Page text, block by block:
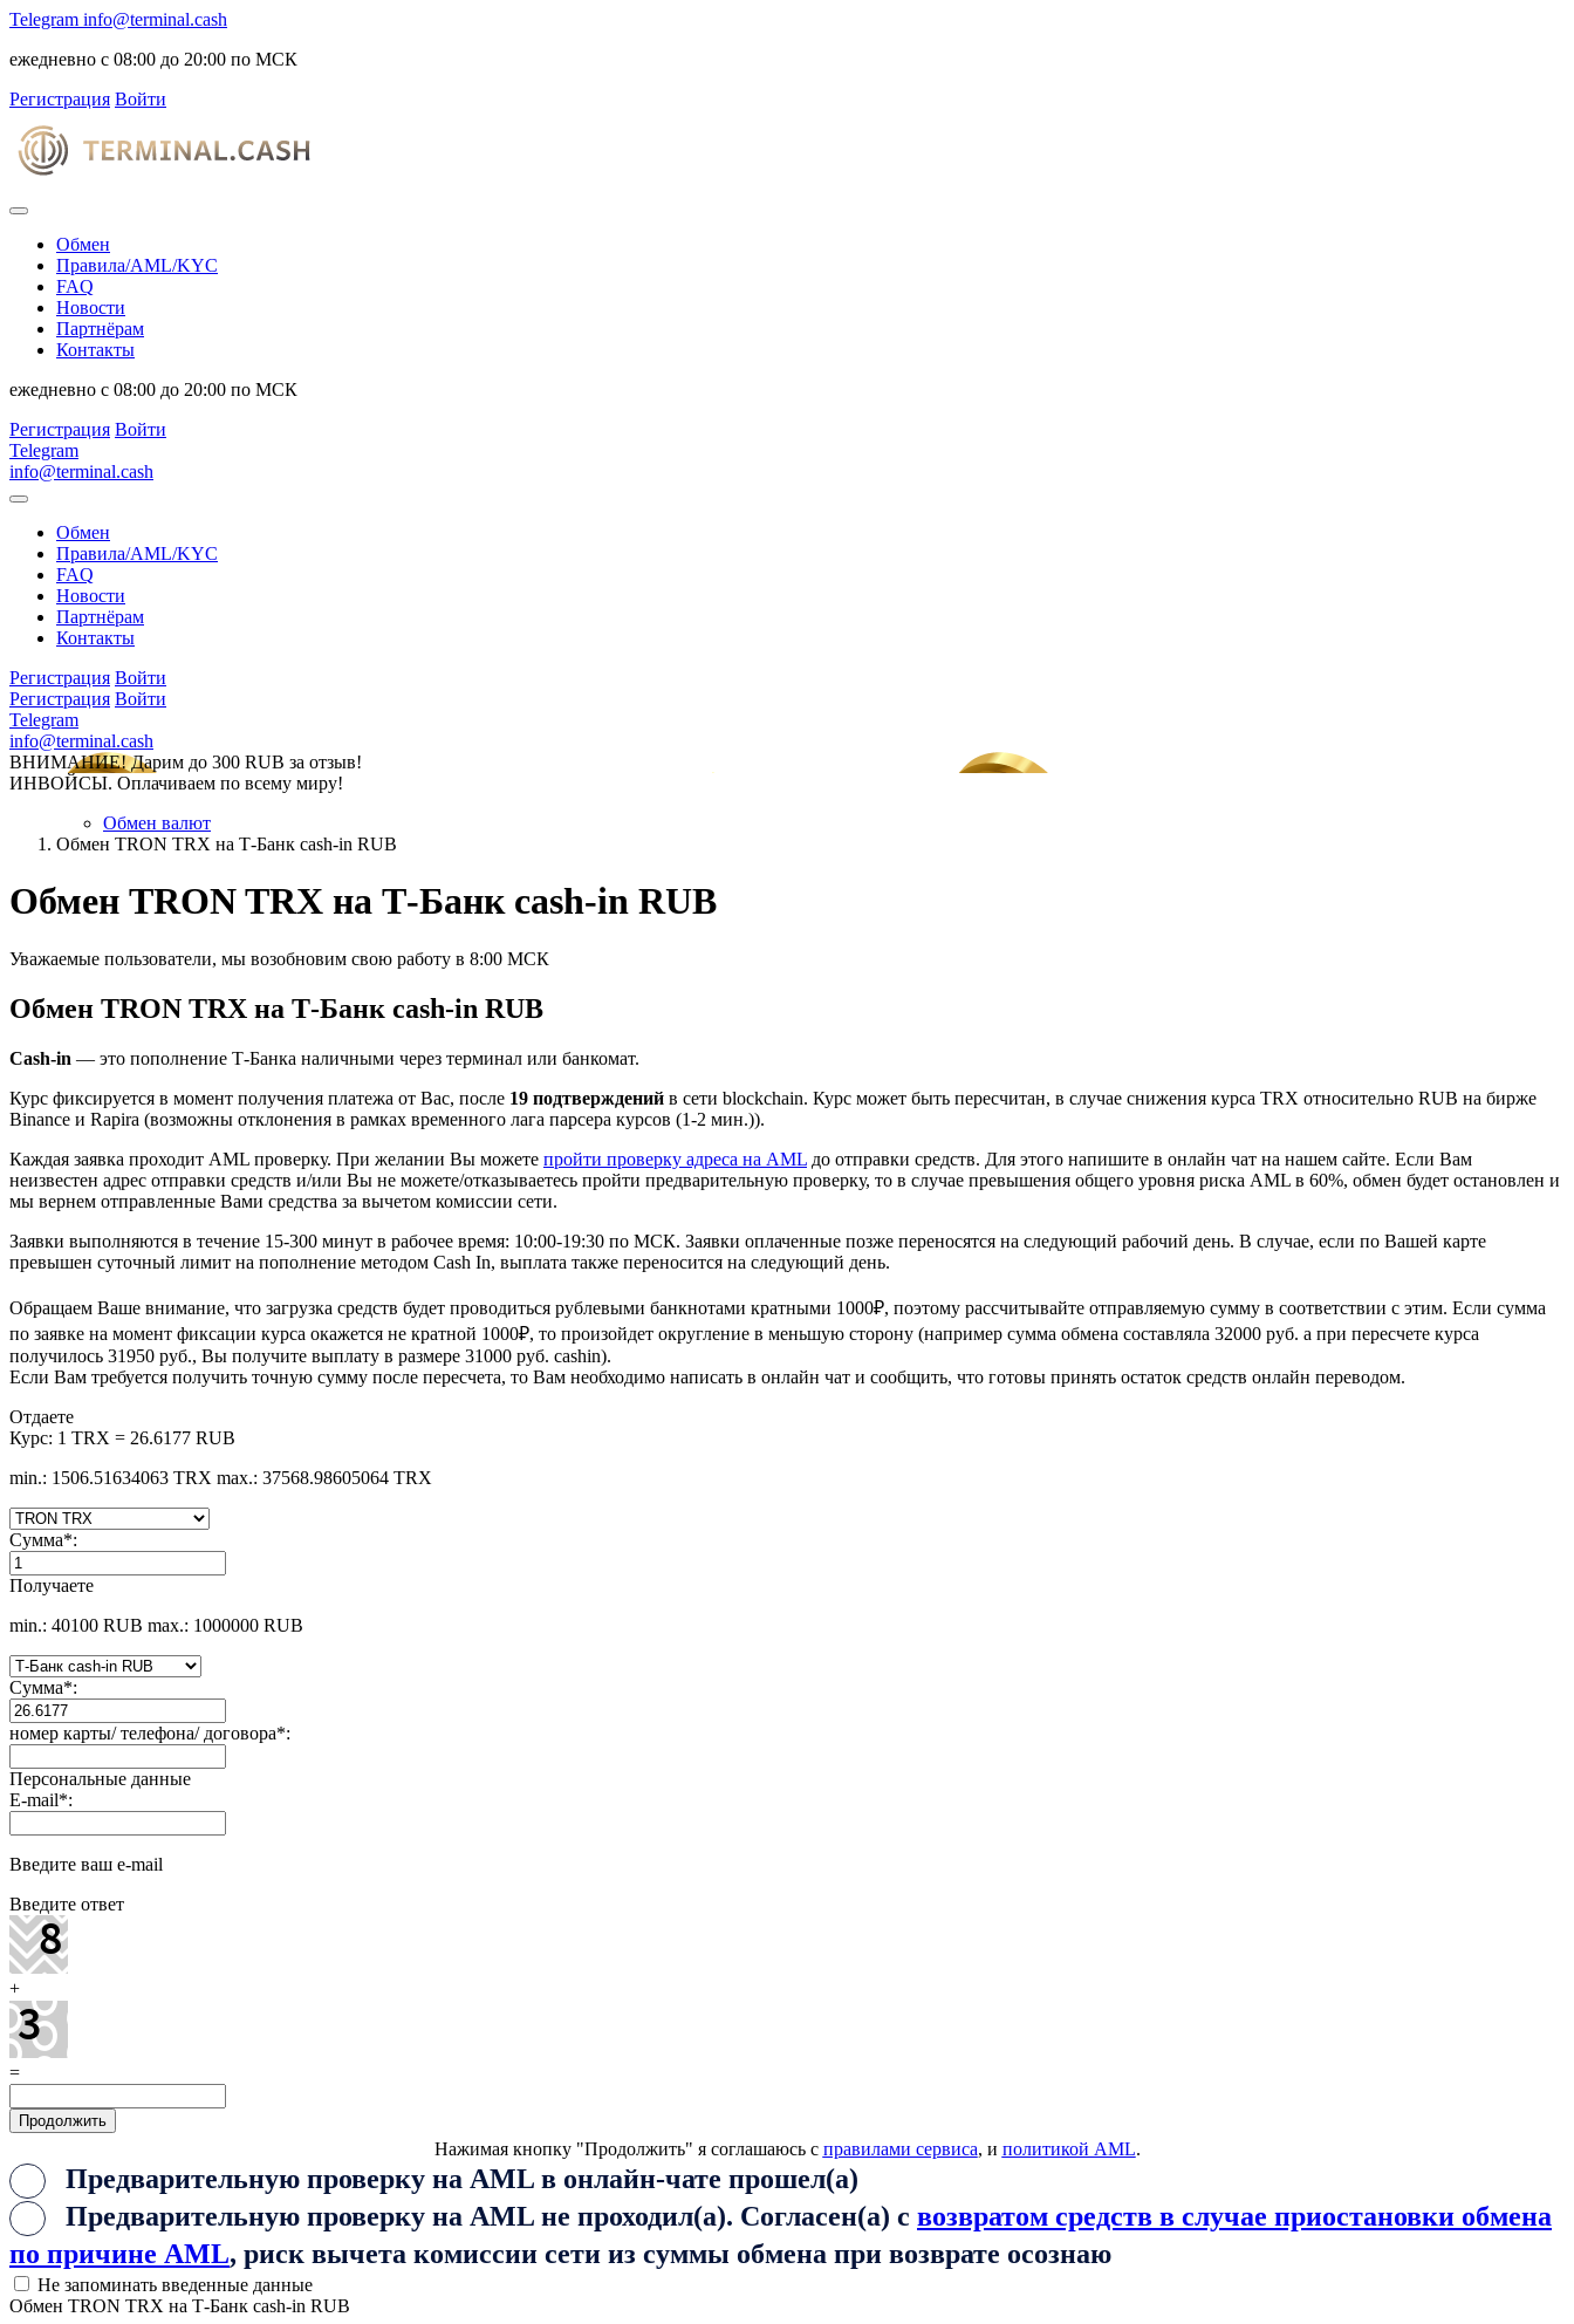
Telegram info@terminal.cash
ежедневно с 08:00 до 20:00 по МСК
Регистрация Войти
Обмен
Правила/AML/KYC
FAQ
Новости
Партнёрам
Контакты
ежедневно с 08:00 до 20:00 по МСК
Регистрация Войти
Telegram
info@terminal.cash
Обмен
Правила/AML/KYC
FAQ
Новости
Партнёрам
Контакты
Регистрация Войти
Регистрация Войти
Telegram
info@terminal.cash
ВНИМАНИЕ! Дарим до 300 RUB за отзыв!
ИНВОЙСЫ. Оплачиваем по всему миру!
Обмен валют
Обмен TRON TRX на Т-Банк cash-in RUB
Обмен TRON TRX на Т-Банк cash-in RUB
Уважаемые пользователи, мы возобновим свою работу в 8:00 МСК
Обмен TRON TRX на Т-Банк cash-in RUB
Cash-in — это пополнение Т-Банка наличными через терминал или банкомат.
Курс фиксируется в момент получения платежа от Вас, после 19 подтверждений в сети blockchain. Курс может быть пересчитан, в случае снижения курса TRX относительно RUB на бирже
Binance и Rapira (возможны отклонения в рамках временного лага парсера курсов (1-2 мин.)).
Каждая заявка проходит AML проверку. При желании Вы можете пройти проверку адреса на AML до отправки средств. Для этого напишите в онлайн чат на нашем сайте. Если Вам
неизвестен адрес отправки средств и/или Вы не можете/отказываетесь пройти предварительную проверку, то в случае превышения общего уровня риска AML в 60%, обмен будет остановлен и
мы вернем отправленные Вами средства за вычетом комиссии сети.
Заявки выполняются в течение 15-300 минут в рабочее время: 10:00-19:30 по МСК. Заявки оплаченные позже переносятся на следующий рабочий день. В случае, если по Вашей карте
превышен суточный лимит на пополнение методом Cash In, выплата также переносится на следующий день.
Обращаем Ваше внимание, что загрузка средств будет проводиться рублевыми банкнотами кратными 1000₽, поэтому рассчитывайте отправляемую сумму в соответствии с этим. Если сумма
по заявке на момент фиксации курса окажется не кратной 1000₽, то произойдет округление в меньшую сторону (например сумма обмена составляла 32000 руб. а при пересчете курса
получилось 31950 руб., Вы получите выплату в размере 31000 руб. cashin).
Если Вам требуется получить точную сумму после пересчета, то Вам необходимо написать в онлайн чат и сообщить, что готовы принять остаток средств онлайн переводом.
Отдаете
Курс: 1 TRX = 26.6177 RUB
min.: 1506.51634063 TRX max.: 37568.98605064 TRX
Сумма*:
Получаете
min.: 40100 RUB max.: 1000000 RUB
Сумма*:
номер карты/ телефона/ договора*:
Персональные данные
E-mail*:
Введите ваш e-mail
Введите ответ
+
=
Нажимая кнопку "Продолжить" я соглашаюсь с правилами сервиса, и политикой AML.
Предварительную проверку на AML в онлайн-чате прошел(а)
Предварительную проверку на AML не проходил(а). Согласен(а) с возвратом средств в случае приостановки обмена
по причине AML, риск вычета комиссии сети из суммы обмена при возврате осознаю
Не запоминать введенные данные
Обмен TRON TRX на Т-Банк cash-in RUB